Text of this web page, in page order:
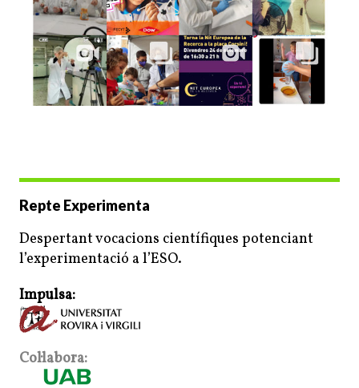
Repte Experimenta
Despertant vocacions científiques potenciant
l’experimentació a l’ESO.
Impulsa:
Col·labora: